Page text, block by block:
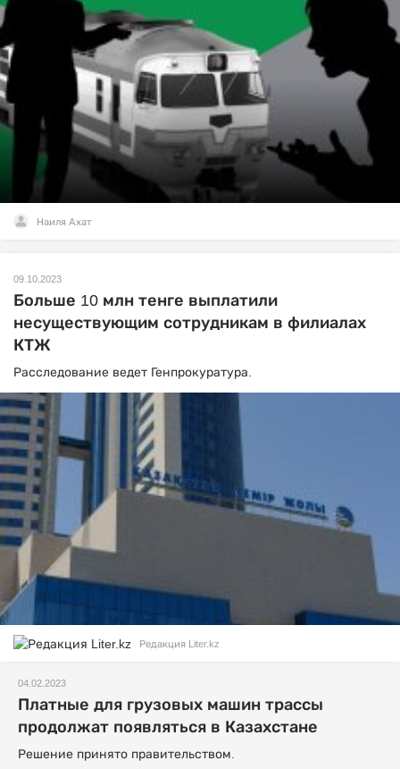
Наиля Ахат
09.10.2023
Больше 10 млн тенге выплатили
несуществующим сотрудникам в филиалах
КТЖ
Расследование ведет Генпрокуратура.
Редакция Liter.kz
04.02.2023
Платные для грузовых машин трассы
продолжат появляться в Казахстане
Решение принято правительством.